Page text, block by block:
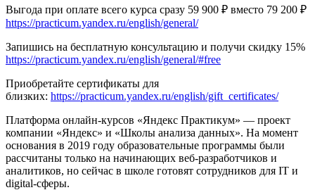
Выгода при оплате всего курса сразу 59 900 ₽ вместо 79 200 ₽
https://practicum.yandex.ru/english/general/
Запишись на бесплатную консультацию и получи скидку 15%
https://practicum.yandex.ru/english/general/#free
Приобретайте сертификаты для
близких: https://practicum.yandex.ru/english/gift_certificates/
Платформа онлайн-курсов «Яндекс Практикум» — проект
компании «Яндекс» и «Школы анализа данных». На момент
основания в 2019 году образовательные программы были
рассчитаны только на начинающих веб-разработчиков и
аналитиков, но сейчас в школе готовят сотрудников для IT и
digital-сферы.